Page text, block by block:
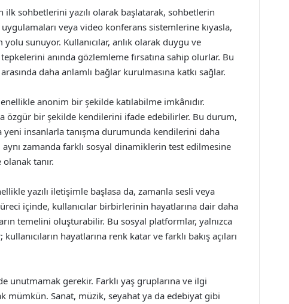
sohbetlerini yazılı olarak başlatarak, sohbetlerin
veya video konferans sistemlerine kıyasla,
sunuyor. Kullanıcılar, anlık olarak duygu ve
anında gözlemleme fırsatına sahip olurlar. Bu
daha anlamlı bağlar kurulmasına katkı sağlar.
anonim bir şekilde katılabilme imkânıdır.
özgür bir şekilde kendilerini ifade edebilirler. Bu durum,
yeni insanlarla tanışma durumunda kendilerini daha
zamanda farklı sosyal dinamiklerin test edilmesine
tanır.
yazılı iletişimle başlasa da, zamanla sesli veya
içinde, kullanıcılar birbirlerinin hayatlarına dair daha
temelini oluşturabilir. Bu sosyal platformlar, yalnızca
hayatlarına renk katar ve farklı bakış açıları
unutmamak gerekir. Farklı yaş gruplarına ve ilgi
mümkün. Sanat, müzik, seyahat ya da edebiyat gibi